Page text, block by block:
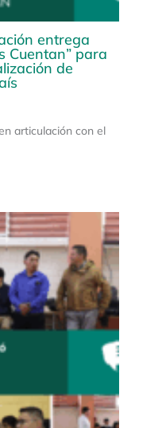
entrega
Cuentan” para
de
articulación con el